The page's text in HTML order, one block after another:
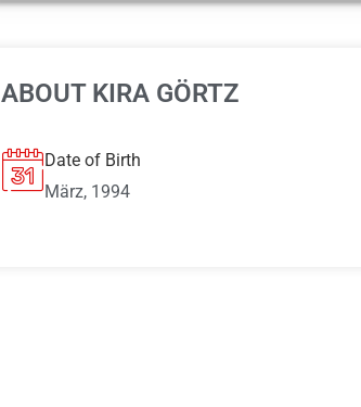
ABOUT KIRA GÖRTZ
Date of Birth
März, 1994